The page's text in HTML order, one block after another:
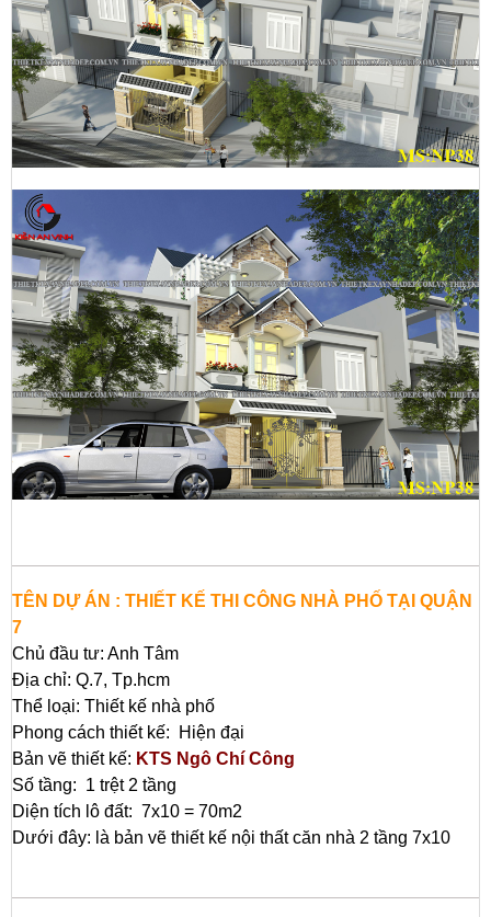
TÊN DỰ ÁN : THIẾT KẾ THI CÔNG NHÀ PHỐ TẠI QUẬN
7
Chủ đầu tư: Anh Tâm
Địa chỉ: Q.7, Tp.hcm
Thể loại: Thiết kế nhà phố
Phong cách thiết kế: Hiện đại
Bản vẽ thiết kế: KTS Ngô Chí Công
Số tầng: 1 trệt 2 tầng
Diện tích lô đất: 7x10 = 70m2
Dưới đây: là bản vẽ thiết kế nội thất căn nhà 2 tầng 7x10